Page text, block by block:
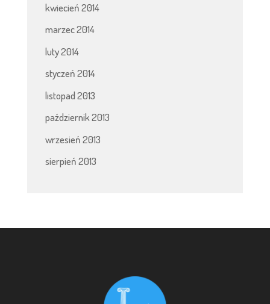
kwiecień 2014
marzec 2014
luty 2014
styczeń 2014
listopad 2013
październik 2013
wrzesień 2013
sierpień 2013